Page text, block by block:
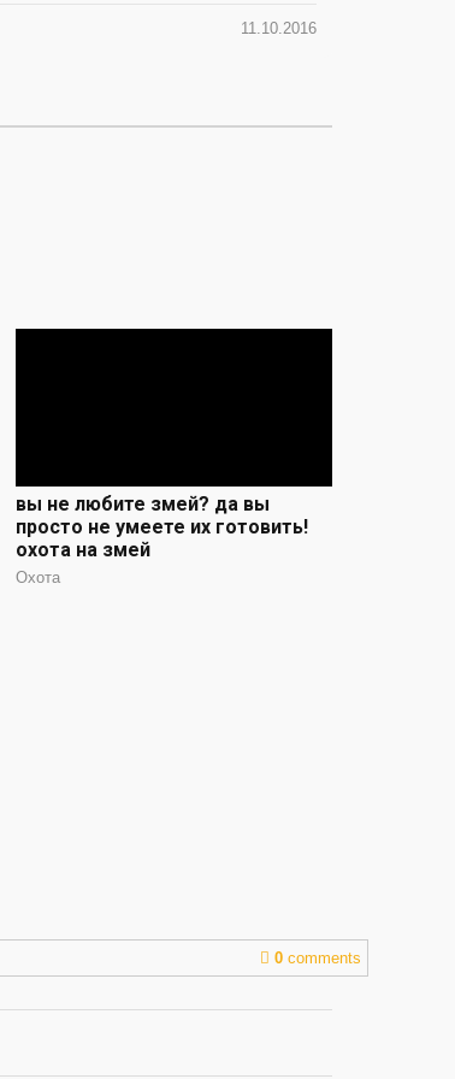
11.10.2016
вы не любите змей? да вы
просто не умеете их готовить!
охота на змей
Охота
0 comments